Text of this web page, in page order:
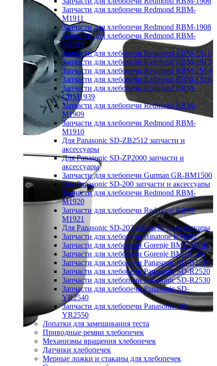
Запчасти для хлебопечи Redmond RBM-
M1911
Запчасти для хлебопечи Redmond RBM-1908
Запчасти для хлебопечи Redmond RBM-
M1919
Запчасти для хлебопечи Redmond RBM-1912
Запчасти для хлебопечи Redmond RBM-1913
Запчасти для хлебопечи Redmond RBM-1914
Запчасти для хлебопечи Redmond RBM-1915
Запчасти для хлебопечи Redmond RBM-
CBM1939
Запчасти для хлебопечи Redmond RBM-
M1909
Запчасти для хлебопечи Redmond RBM-
M1910
Для Panasonic SD-ZB2512 запчасти и
аксессуары
Для Panasonic SD-ZP2000 запчасти и
аксессуары
Запчасти для хлебопечи Gurman GR-BM1500
Для Panasonic SD-200 запчасти и аксессуары
Запчасти для хлебопечи Redmond RBM-
M1920
Запчасти для хлебопечи Redmond RBM-
M1921
Для Panasonic SD-207 запчасти и аксессуары
Запчасти для хлебопечи Binatone BM202
Запчасти для хлебопечи Gorenje BM1210BK
Запчасти для хлебопечи Gorenje BM910WII
Запчасти для хлебопечи Panasonic SD-B2510
Запчасти для хлебопечи Panasonic SD-R2520
Запчасти для хлебопечи Panasonic SD-R2530
Запчасти для хлебопечи Panasonic SD-
YR2540
Запчасти для хлебопечи Panasonic SD-
YR2550
Лопатки для замешивания теста
Приводные ремни хлебопечек
Механизмы вращения хлебопечек
Датчики хлебопечек
Мерные ложки и стаканы для хлебопечек